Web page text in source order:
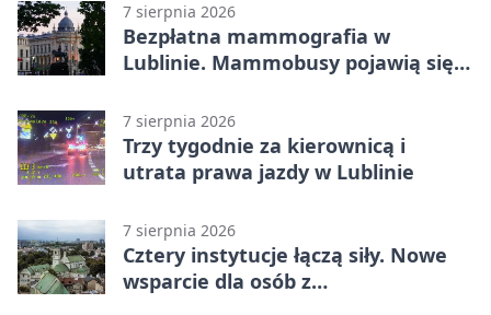
7 sierpnia 2026
Bezpłatna mammografia w
Lublinie. Mammobusy pojawią się
7 sierpnia 2026
Trzy tygodnie za kierownicą i
utrata prawa jazdy w Lublinie
7 sierpnia 2026
Cztery instytucje łączą siły. Nowe
wsparcie dla osób z